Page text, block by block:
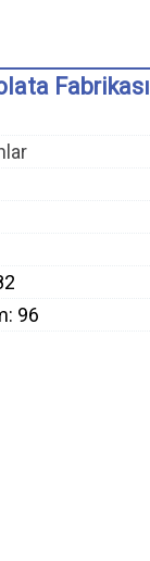
Fabrikası
96